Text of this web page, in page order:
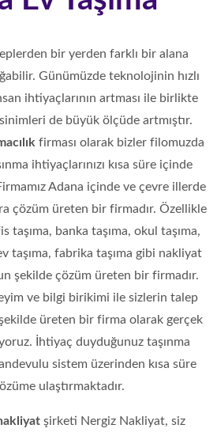
bir yerden farklı bir alana
Günümüzde teknolojinin hızlı
ihtiyaçlarının artması ile birlikte
de büyük ölçüde artmıştır.
firması olarak bizler filomuzda
ihtiyaçlarınızı kısa süre içinde
Adana içinde ve çevre illerde
çözüm üreten bir firmadır. Özellikle
taşıma, banka taşıma, okul taşıma,
taşıma, fabrika taşıma gibi nakliyat
şekilde çözüm üreten bir firmadır.
ve bilgi birikimi ile sizlerin talep
üreten bir firma olarak gerçek
İhtiyaç duyduğunuz taşınma
sistem üzerinden kısa süre
ulaştırmaktadır.
şirketi Nergiz Nakliyat, siz